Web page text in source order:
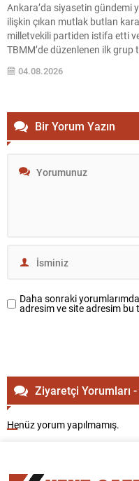
Ankara’da siyasetin gündemi
ilişkin çıkan mutlak butlan
milletvekili partiden istifa etti
TBMM’de düzenlenen ilk grup
hedeflerini ve yol haritasını
tamamlayıp ilk grup
04.08.2026
Bir Yorum Yazın
Daha sonraki
adresim ve site adresim bu
Ziyaretçi Yorumları
Henüz yorum yapılmamış.